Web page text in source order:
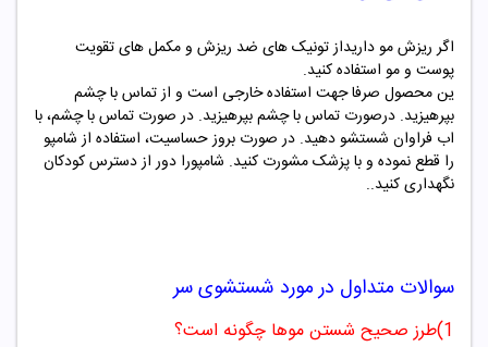
اگر ریزش مو داریداز تونیک های ضد ریزش و مکمل های تقویت
پوست و مو استفاده کنید.
ین محصول صرفا جهت استفاده خارجی است و از تماس با چشم
بپرهیزید. درصورت تماس با چشم بپرهیزید. در صورت تماس با چشم، با
اب فراوان شستشو دهید. در صورت بروز حساسیت، استفاده از شامپو
را قطع نموده و با پزشک مشورت کنید. شامپورا دور از دسترس کودکان
نگهداری کنید..
سوالات متداول در مورد شستشوی سر
1)طرز صحیح شستن موها چگونه است؟